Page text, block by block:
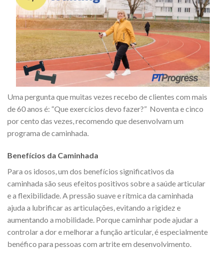
Uma pergunta que muitas vezes recebo de clientes com mais
de 60 anos é: “Que exercícios devo fazer?” Noventa e cinco
por cento das vezes, recomendo que desenvolvam um
programa de caminhada.
Benefícios da Caminhada
Para os idosos, um dos benefícios significativos da
caminhada são seus efeitos positivos sobre a saúde articular
e a flexibilidade. A pressão suave e rítmica da caminhada
ajuda a lubrificar as articulações, evitando a rigidez e
aumentando a mobilidade. Porque caminhar pode ajudar a
controlar a dor e melhorar a função articular, é especialmente
benéfico para pessoas com artrite em desenvolvimento.